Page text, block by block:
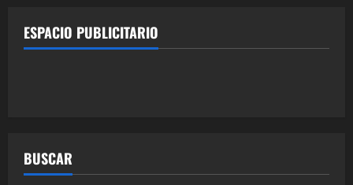
ESPACIO PUBLICITARIO
BUSCAR